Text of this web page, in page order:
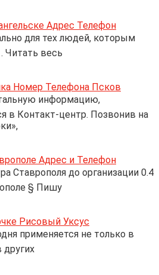
Адрес Телефон
для тех людей, которым
Читать весь
Номер Телефона Псков
информацию,
в Контакт-центр. Позвонив на
Адрес и Телефон
Ставрополя до организации 0.4
§ Пишу
Рисовый Уксус
применяется не только в
других